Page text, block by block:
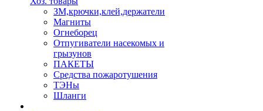
ЗМ,крючки,клей,держатели
Магниты
Огнеборец
Отпугиватели насекомых и
грызунов
ПАКЕТЫ
Средства пожаротушения
ТЭНы
Шланги